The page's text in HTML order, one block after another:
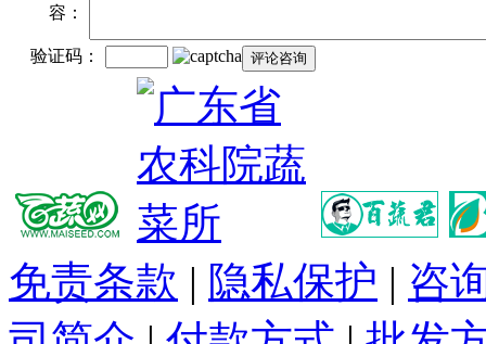
容：
验证码：
免责条款 | 隐私保护 | 咨